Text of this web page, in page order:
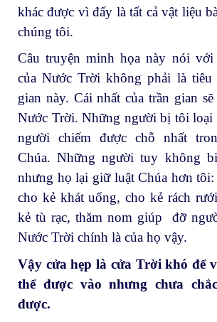
khác được vì đấy là tất cả vật liệu
chúng tôi.
Câu truyện minh họa này nói
của Nước Trời không phải là tiêu
gian này. Cái nhất của trần gian
Nước Trời. Những người bị tôi loại
người chiếm được chỗ nhất
Chúa. Những người tuy không
nhưng họ lại giữ luật Chúa hơn
cho kẻ khát uống, cho kẻ rách
kẻ tù rạc, thăm nom giúp đỡ
Nước Trời chính là của họ vậy.
Vậy cửa hẹp là cửa Trời khó để
thể được vào nhưng chưa
được.